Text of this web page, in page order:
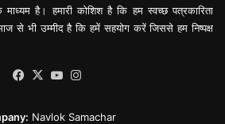
है। हमारी कोशिश है कि हम स्वच्छ पत्रकारिता
से भी उम्मीद है कि हमें सहयोग करें जिससे हम निष्पक्ष
Facebook
X YouTube
Navlok Samachar